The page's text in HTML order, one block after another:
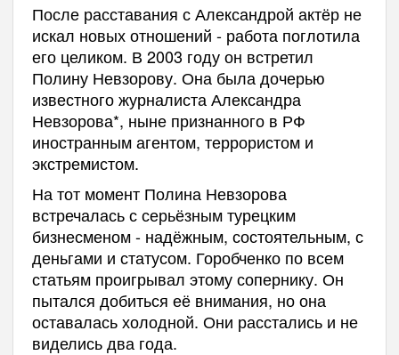
После расставания с Александрой актёр не
искал новых отношений - работа поглотила
его целиком. В 2003 году он встретил
Полину Невзорову. Она была дочерью
известного журналиста Александра
Невзорова*, ныне признанного в РФ
иностранным агентом, террористом и
экстремистом.
На тот момент Полина Невзорова
встречалась с серьёзным турецким
бизнесменом - надёжным, состоятельным, с
деньгами и статусом. Горобченко по всем
статьям проигрывал этому сопернику. Он
пытался добиться её внимания, но она
оставалась холодной. Они расстались и не
виделись два года.